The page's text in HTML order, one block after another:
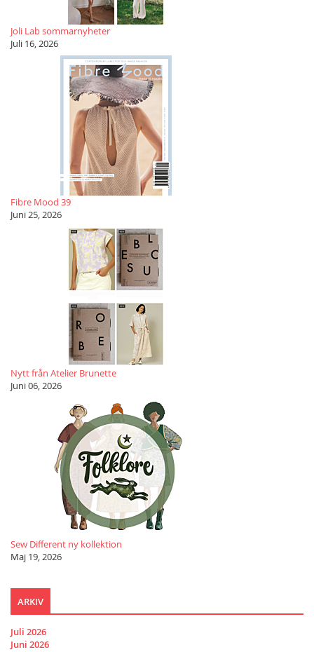
Joli Lab sommarnyheter
Juli 16, 2026
Fibre Mood 39
Juni 25, 2026
Nytt från Atelier Brunette
Juni 06, 2026
Sew Different ny kollektion
Maj 19, 2026
ARKIV
Juli 2026
Juni 2026